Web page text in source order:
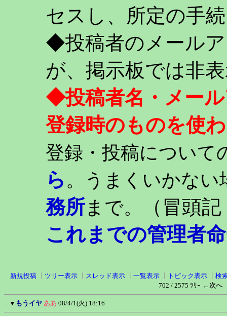
セスし、所定の手
◆投稿者のメール
が、掲示板では非
◆投稿者名・メー
登録時のものを使
登録・投稿について
ら。うまくいかない
務所まで。 （冒
これまでの管理者
新規投稿 ツリー表示 スレッド表示 一覧表示 トピック表示
検
702 / 2575 ﾂﾘｰ ←次へ
▼ もうイヤ ああ 08/4/1(火) 18:16